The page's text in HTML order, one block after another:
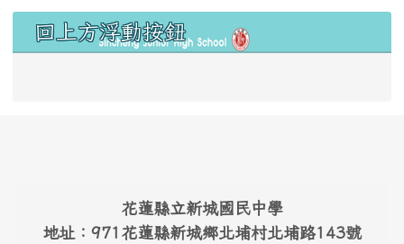
右邊區域內容
回上方浮動按鈕
花蓮縣立新城國民中學
地址：971花蓮縣新城鄉北埔村北埔路143號